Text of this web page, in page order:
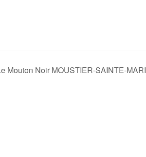
Mouton Noir MOUSTIER-SAINTE-